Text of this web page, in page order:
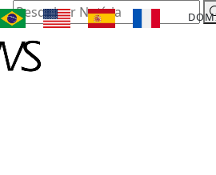
Pesquisar Notícia